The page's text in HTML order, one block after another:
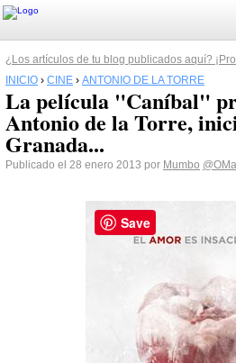
¿Los artículos de tu blog publicados aquí?
INICIO › CINE › ANTONIO DE LA TORRE
La película "Caníbal"
Antonio de la Torre,
Granada...
Publicado el 28 enero 2013 por Mumbo
Save